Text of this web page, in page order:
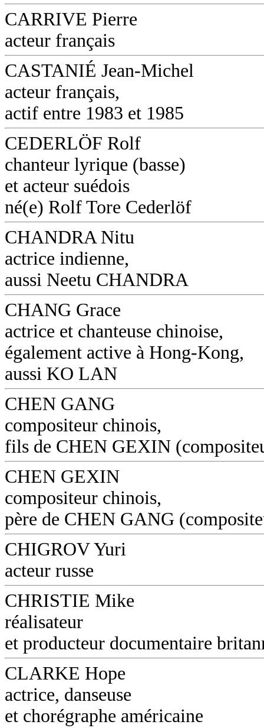
CARRIVE Pierre
acteur français
CASTANIÉ Jean-Michel
acteur français,
actif entre 1983 et 1985
CEDERLÖF Rolf
chanteur lyrique (basse)
et acteur suédois
né(e) Rolf Tore Cederlöf
CHANDRA Nitu
actrice indienne,
aussi Neetu CHANDRA
CHANG Grace
actrice et chanteuse chinoise,
également active à Hong-Kong,
aussi KO LAN
CHEN GANG
compositeur chinois,
fils de CHEN GEXIN
CHEN GEXIN
compositeur chinois,
père de CHEN GANG
CHIGROV Yuri
acteur russe
CHRISTIE Mike
réalisateur
et producteur documentaire
CLARKE Hope
actrice, danseuse
et chorégraphe américaine